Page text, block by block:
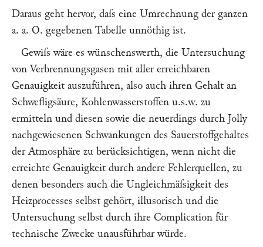
Daraus geht hervor, daſs eine Umrechnung der ganzen
a. a. O. gegebenen Tabelle unnöthig ist.
Gewiſs wäre es wünschenswerth, die Untersuchung
von Verbrennungsgasen mit aller erreichbaren
Genauigkeit auszuführen, also auch ihren Gehalt an
Schwefligsäure, Kohlenwasserstoffen u.s.w. zu
ermitteln und diesen sowie die neuerdings durch Jolly
nachgewiesenen Schwankungen des Sauerstoffgehaltes
der Atmosphäre zu berücksichtigen, wenn nicht die
erreichte Genauigkeit durch andere Fehlerquellen, zu
denen besonders auch die Ungleichmäſsigkeit des
Heizprocesses selbst gehört, illusorisch und die
Untersuchung selbst durch ihre Complication für
technische Zwecke unausführbar würde.